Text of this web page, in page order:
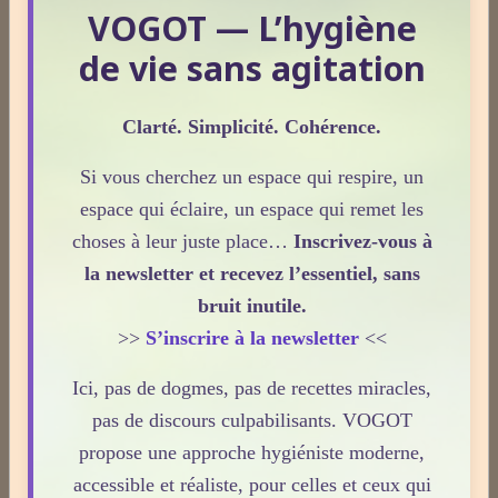
ses usages externes restent souvent mal compris. Cet article propose
une mise au point claire, moderne et conforme à la réglementation
française de 2026, afin de mieux comprendre comment le CBD
CBD : l'anti-inflammatoire du 21ème siècle.
Le CBD occupe une place croissante dans les discussions autour du
bien‑être et de la prévention. Souvent présenté comme un allié
naturel, il suscite un intérêt grandissant pour ses usages externes et
propose une mise au point claire, moderne et conforme à la
réglementation française de 2026.
Lire la suite
La nuit n’est pas ce que vous croyez : comprendre ce qui
prépare réellement le réveil.
VOGOT — L’hygiène
de vie sans agitation
Clarté. Simplicité. Cohérence.
Si vous cherchez un espace qui respire, un
espace qui éclaire, un espace qui remet les
choses à leur juste place… Inscrivez-vous à
la newsletter et recevez l’essentiel, sans
bruit inutile.
>> S’inscrire à la newsletter<<
Ici, pas de dogmes, pas de recettes miracles,
pas de discours culpabilisants. VOGOT
propose une approche hygiéniste moderne,
accessible et réaliste, pour celles et ceux qui